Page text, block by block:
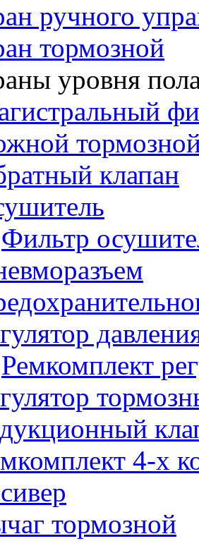
ручного
тормозной
уровня
клапан
Фильтр
Ремкомплект
4-х
тормозной